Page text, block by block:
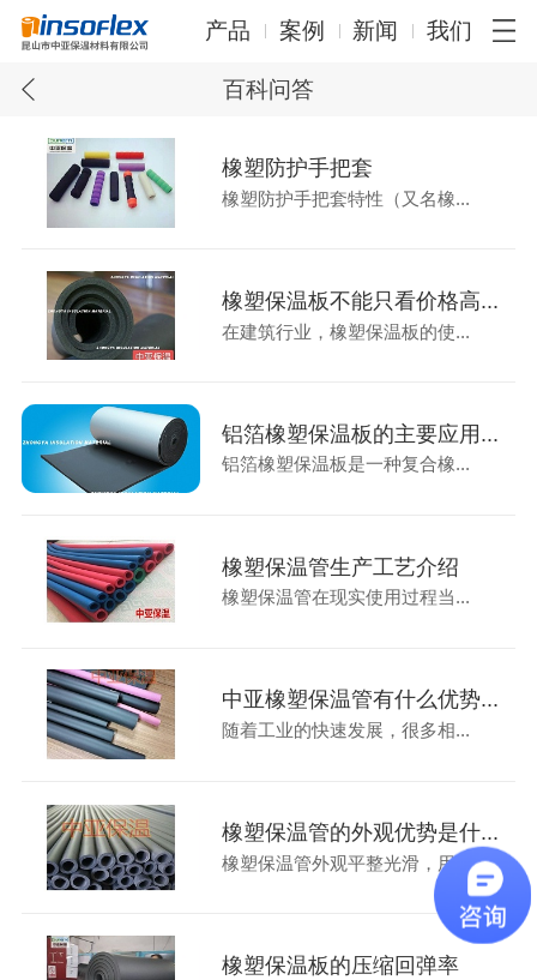
产品 案例 新闻 我们
百科问答
橡塑防护手把套
橡塑防护手把套特性（又名橡...
橡塑保温板不能只看价格高...
在建筑行业，橡塑保温板的使...
铝箔橡塑保温板的主要应用...
铝箔橡塑保温板是一种复合橡...
橡塑保温管生产工艺介绍
橡塑保温管在现实使用过程当...
中亚橡塑保温管有什么优势...
随着工业的快速发展，很多相...
橡塑保温管的外观优势是什...
橡塑保温管外观平整光滑，用...
橡塑保温板的压缩回弹率